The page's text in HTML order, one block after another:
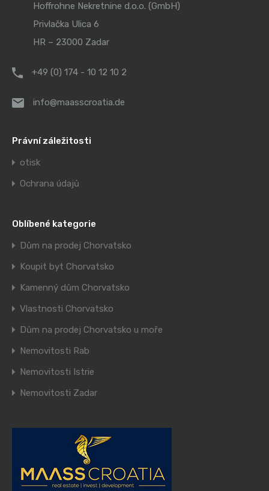
Hoffrohne Nekretnine d.o.o. (GmbH)
Privlačka Ulica 6
HR – 23000 Zadar
+49 (0) 174 - 10 12 10 2
info@maasscroatia.de
Právní záležitosti
otisk
Ochrana údajů
Oblíbené kategorie
Dům na prodej Chorvatsko
Koupit byt Chorvatsko
Kamenný dům Chorvatsko
Vlastnosti Chorvatsko
Dům na prodej Chorvatsko u moře
Nemovitosti Rab
Nemovitosti Istrie
Nemovitosti Zadar